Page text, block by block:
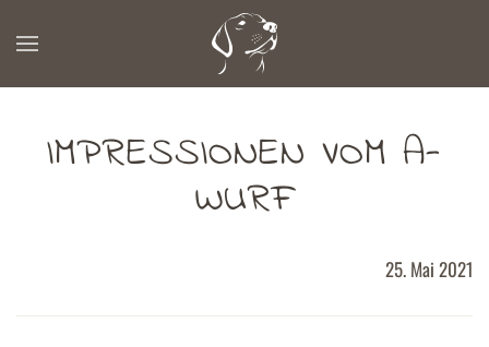
Zum Hauptinhalt springen
IMPRESSIONEN VOM A-
WURF
25. Mai 2021